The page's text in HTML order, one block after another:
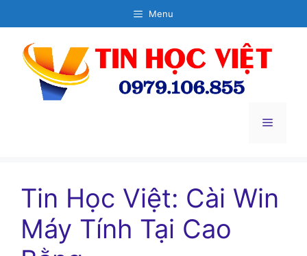
đến
dung
Menu
Menu
Tin Học Việt: Cài Win
Máy Tính Tại Cao